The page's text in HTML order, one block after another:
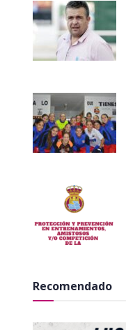
Recomendado